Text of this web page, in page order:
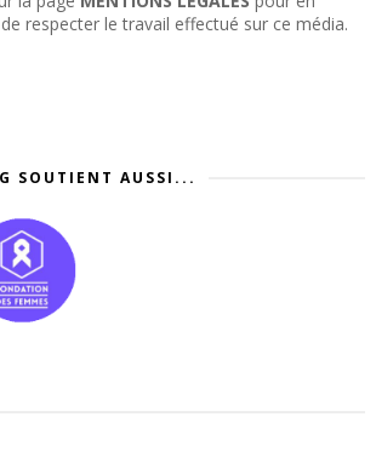
respecter le travail effectué sur ce média.
SOUTIENT AUSSI...